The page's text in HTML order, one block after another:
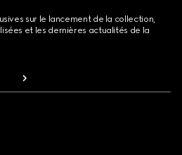
sur le lancement de la collection,
et les dernières actualités de la